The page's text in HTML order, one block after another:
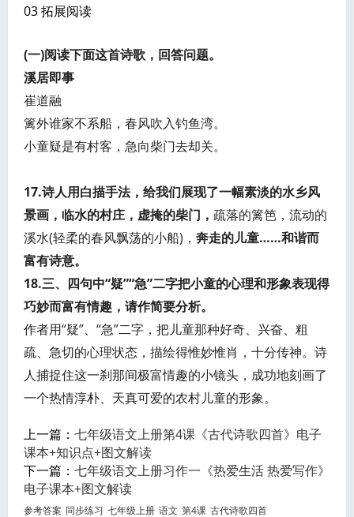
03 拓展阅读
(一)阅读下面这首诗歌，回答问题。
溪居即事
崔道融
篱外谁家不系船，春风吹入钓鱼湾。
小童疑是有村客，急向柴门去却关。
17.诗人用白描手法，给我们展现了一幅素淡的水乡风
景画，临水的村庄，虚掩的柴门， 疏落的篱笆，流动的
溪水(轻柔的春风飘荡的小船)， 奔走的儿童……和谐而
富有诗意。
18.三、四句中“疑”“急”二字把小童的心理和形象表现得
巧妙而富有情趣，请作简要分析。
作者用“疑”、“急”二字，把儿童那种好奇、兴奋、粗
疏、急切的心理状态，描绘得惟妙惟肖，十分传神。诗
人捕捉住这一刹那间极富情趣的小镜头，成功地刻画了
一个热情淳朴、天真可爱的农村儿童的形象。
上一篇： 七年级语文上册第4课《古代诗歌四首》电子
课本+知识点+图文解读
下一篇： 七年级语文上册习作一《热爱生活 热爱写作》
电子课本+图文解读
参考答案 同步练习 七年级上册 语文 第4课 古代诗歌四首